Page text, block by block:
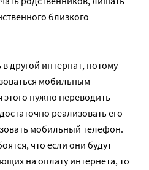
близкого
другой интернат, потому
мобильным
нужно переводить
реализовать его
мобильный телефон.
что если они будут
на оплату интернета, то